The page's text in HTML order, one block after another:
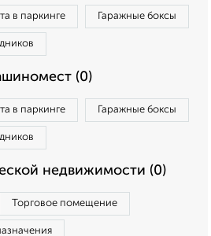
в паркинге Гаражные боксы
(0)
в паркинге Гаражные боксы
недвижимости (0)
Торговое помещение